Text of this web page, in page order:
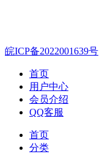
皖ICP备2022001639号
首页
用户中心
会员介绍
QQ客服
首页
分类